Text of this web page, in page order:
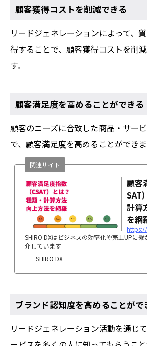
顧客獲得コストを削減できる
リードジェネレーションによって、
得することで、顧客獲得コストを削
す。
顧客満足度を高めることができる
顧客のニーズに合致した商品・サー
で、顧客満足度を高めることができま
顧客
SAT
計算
を網
SHIRO DXはビジネスの効率化や売上UPに
介しています
SHIRO DX
関連サイト
ブランド認知度を高めることがで
リードジェネレーション活動を通じ